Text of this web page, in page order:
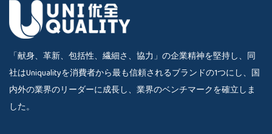
「献身、革新、包括性、繊細さ、協力」の企業精神を堅持し、同
社はUniqualityを消費者から最も信頼されるブランドの1つにし、国
内外の業界のリーダーに成長し、業界のベンチマークを確立しま
した。